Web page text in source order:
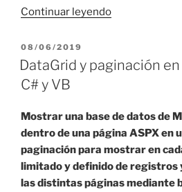
Continuar leyendo«Diferencia
en
con
C#
VB»
PUBLICADO
EL
08/06/2019
DataGrid y paginación en
C# y VB
Mostrar una base de datos de
dentro de una página ASPX en
paginación para mostrar en
limitado y definido de registros
las distintas páginas mediante